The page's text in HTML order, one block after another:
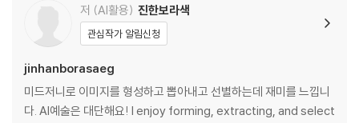
14. 아이리스 (*Iris*)
15. 자스민 (*Jasmine*)
16. 라벤더 (*Lavender*)
17. 다알리아 (*Dahlia*)
18. 카모마일 (*Chamomile*)
19. 수련 (*Water Lily*)
저 (AI활용) 진한보라색
관심작가 알림신청
jinhanborasaeg
미드저니로 이미지를 형성하고 뽑아내고 선별하는데 재미를 느낍니
다. AI예술은 대단해요! I enjoy forming, extracting, and select